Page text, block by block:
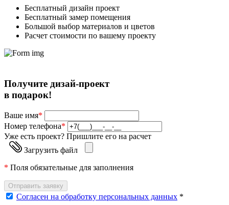
Бесплатный дизайн проект
Бесплатный замер помещения
Большой выбор материалов и цветов
Расчет стоимости по вашему проекту
Получите дизай-проект
в подарок!
Ваше имя*
Номер телефона*
Уже есть проект? Пришлите его на расчет
Загрузить файл
* Поля обязательные для заполнения
Отправить заявку
Согласен на обработку персональных данных *